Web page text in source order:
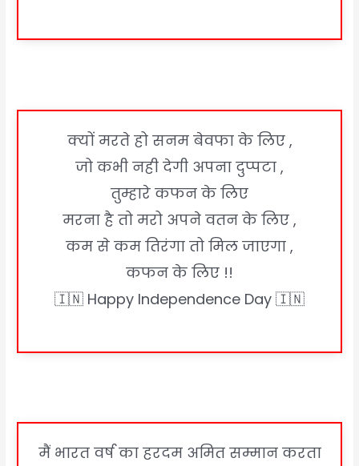
क्यों मरते हो सनम बेवफा के लिए ,
जो कभी नही देगी अपना दुप्पटा ,
तुम्हारे कफन के लिए
मरना है तो मरो अपने वतन के लिए ,
कम से कम तिरंगा तो मिल जाएगा ,
कफन के लिए !!
🇮🇳 Happy Independence Day 🇮🇳
मैं भारत वर्ष का हरदम अमित सम्मान करता